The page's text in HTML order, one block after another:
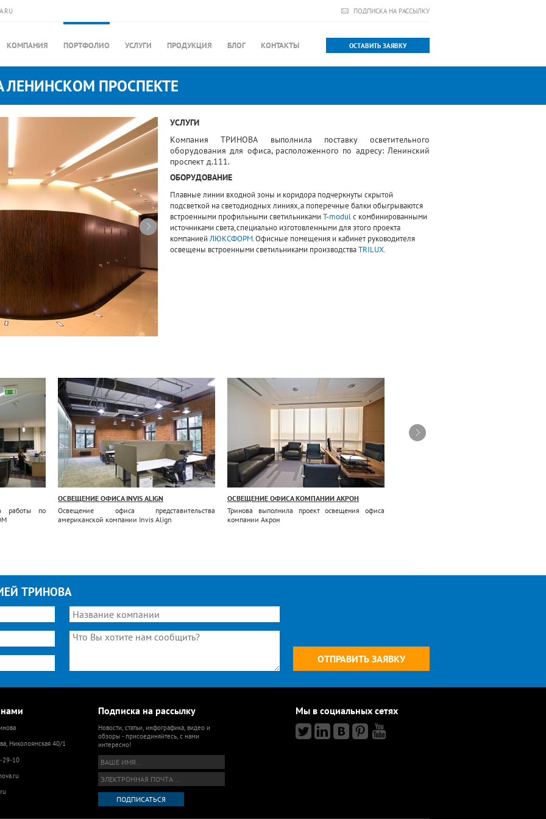
ПОДПИСКА НА РАССЫЛКУ
ОСТАВИТЬ ЗАЯВКУ
КОМПАНИЯ ПОРТФОЛИО УСЛУГИ ПРОДУКЦИЯ БЛОГ КОНТАКТЫ
ПРОСПЕКТЕ
УСЛУГИ
Компания ТРИНОВА выполнила поставку осветительного
оборудования для офиса, расположенного по адресу: Ленинский
проспект д.111.
ОБОРУДОВАНИЕ
Плавные линии входной зоны и коридора подчеркнуты скрытой
подсветкой на светодиодных линиях, а поперечные балки обыгрываются
встроенными профильными светильниками T-modulс комбинированными
источниками света, специально изготовленными для этого проекта
компанией ЛЮКСФОРМ. Офисные помещения и кабинет руководителя
освещены встроенными светильниками производстваTRILUX.
работы по
ОСВЕЩЕНИЕ ОФИСА INVIS ALIGN
Освещение офиса представительства
американской компании Invis Align
ОСВЕЩЕНИЕ ОФИСА КОМПАНИИ АКРОН
Тринова выполнила проект освещения офиса
компании Акрон
ТРИНОВА
Николоямская 40/1
29-10
Подписка на рассылку
Новости, статьи, инфографика, видео и
обзоры - присоединяйтесь, с нами
интересно!
Мы в социальных сетях